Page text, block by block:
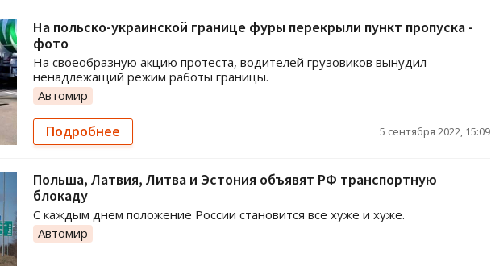
На польско-украинской границе фуры перекрыли пункт пропуска -
фото
На своеобразную акцию протеста, водителей грузовиков вынудил
ненадлежащий режим работы границы.
Автомир
Подробнее 5 сентября 2022, 15:09
Польша, Латвия, Литва и Эстония объявят РФ транспортную
блокаду
С каждым днем положение России становится все хуже и хуже.
Автомир